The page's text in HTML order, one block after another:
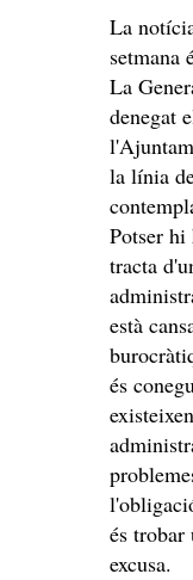
La
setmana
La
denegat
la línia
Potser hi
tracta
està
és
és trobar
excusa.